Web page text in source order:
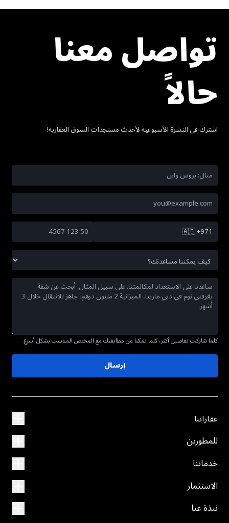
تواصل معنا
حالاً
اشترك في النشرة الأسبوعية لأحدث مستجدات السوق العقارية!
🇦🇪+971
كلما شاركت تفاصيل أكثر، كلما تمكنا من مطابقتك مع المختص المناسب بشكل أسرع.
إرسال
عقاراتنا
للمطورين
خدماتنا
الاستثمار
نبذة عنا